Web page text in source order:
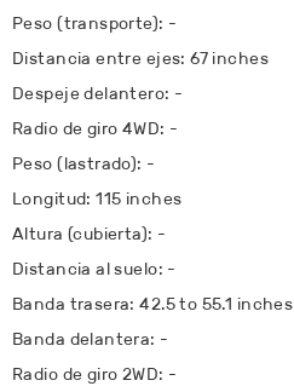
Peso (transporte): -
Distancia entre ejes: 67 inches
Despeje delantero: -
Radio de giro 4WD: -
Peso (lastrado): -
Longitud: 115 inches
Altura (cubierta): -
Distancia al suelo: -
Banda trasera: 42.5 to 55.1 inches
Banda delantera: -
Radio de giro 2WD: -